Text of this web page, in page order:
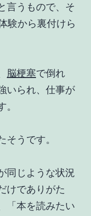
言うもので、そ
験から裏付けら
脳梗塞で倒れ
いられ、仕事が
そうです。
同じような状況
けでありがた
「本を読みたい